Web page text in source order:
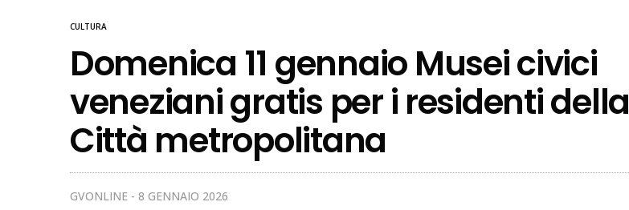
CULTURA
Domenica 11 gennaio Musei civici
veneziani gratis per i residenti della
Città metropolitana
GVONLINE 8 GENNAIO 2026